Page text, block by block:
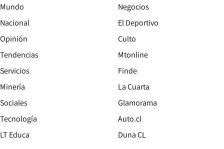
Mundo
Nacional
Opinión
Tendencias
Servicios
Minería
Sociales
Tecnología
LT Educa
Negocios
El Deportivo
Culto
Mtonline
Finde
La Cuarta
Glamorama
Auto.clOpens in new window
Duna CLOpens in new window